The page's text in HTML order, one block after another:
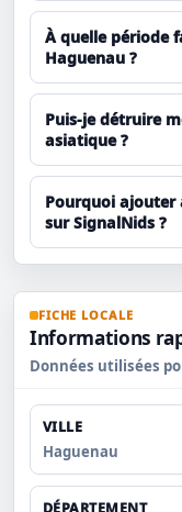
À quelle période
Haguenau ?
Puis-je détruire
asiatique ?
Pourquoi ajouter
sur SignalNids ?
FICHE LOCALE
Informations
Données utilisées
VILLE
Haguenau
DÉPARTEMENT